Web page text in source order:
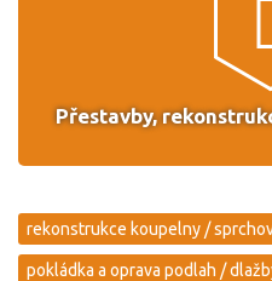
Přestavby,
rekonstrukce koupelny /
pokládka a oprava podlah /